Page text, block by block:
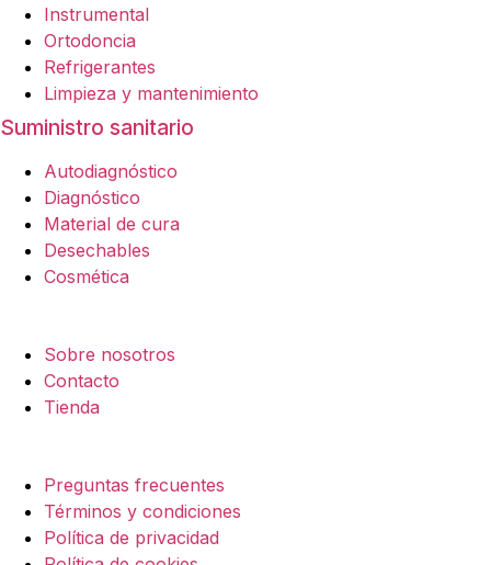
Instrumental
Ortodoncia
Refrigerantes
Limpieza y mantenimiento
Suministro sanitario
Autodiagnóstico
Diagnóstico
Material de cura
Desechables
Cosmética
Sobre nosotros
Contacto
Tienda
Preguntas frecuentes
Términos y condiciones
Política de privacidad